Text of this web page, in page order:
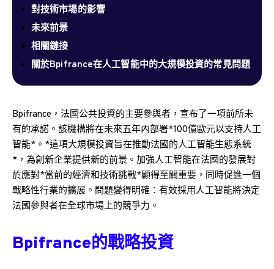
對技術市場的影響
未來前景
相關鏈接
關於Bpifrance在人工智能中的大規模投資的常見問題
Bpifrance，法國公共投資的主要參與者，宣布了一項前所未
有的承諾。該機構將在未來五年內部署*100億歐元以支持人工
智能*。*這項大規模投資旨在推動法國的人工智能生態系統
*，為創新企業提供新的前景。加強人工智能在法國的發展對
於應對*當前的經濟和技術挑戰*顯得至關重要，同時促進一個
戰略性行業的擴展。問題變得明確：有效採用人工智能將決定
法國參與者在全球市場上的競爭力。
Bpifrance的戰略投資